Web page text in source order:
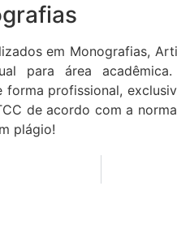
em Monografias,
para área
forma profissional,
de acordo com a
plágio!